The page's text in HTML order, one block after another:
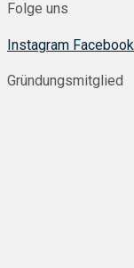
Folge uns
Instagram
Gründungsmitglied